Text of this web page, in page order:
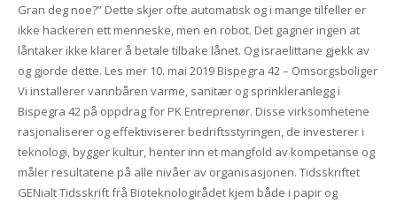
Gran deg noe?” Dette skjer ofte automatisk og i mange tilfeller er
ikke hackeren ett menneske, men en robot. Det gagner ingen at
låntaker ikke klarer å betale tilbake lånet. Og israelittane gjekk av
og gjorde dette. Les mer 10. mai 2019 Bispegra 42 – Omsorgsboliger
Vi installerer vannbåren varme, sanitær og sprinkleranlegg i
Bispegra 42 på oppdrag for PK Entreprenør. Disse virksomhetene
rasjonaliserer og effektiviserer bedriftsstyringen, de investerer i
teknologi, bygger kultur, henter inn et mangfold av kompetanse og
måler resultatene på alle nivåer av organisasjonen. Tidsskriftet
GENialt Tidsskrift frå Bioteknologirådet kjem både i papir og